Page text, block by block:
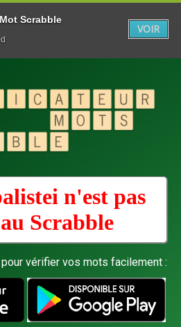
n'est pas
Scrabble
vérifier vos mots facilement :
Scrabble
VOIR